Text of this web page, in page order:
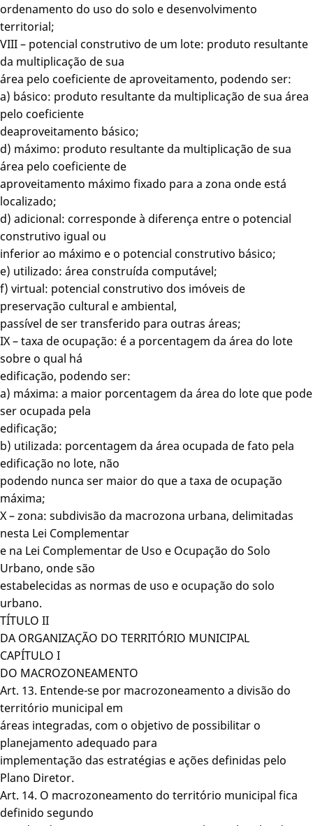
ordenamento do uso do solo e desenvolvimento
territorial;
VIII – potencial construtivo de um lote: produto resultante
da multiplicação de sua
área pelo coeficiente de aproveitamento, podendo ser:
a) básico: produto resultante da multiplicação de sua área
pelo coeficiente
deaproveitamento básico;
d) máximo: produto resultante da multiplicação de sua
área pelo coeficiente de
aproveitamento máximo fixado para a zona onde está
localizado;
d) adicional: corresponde à diferença entre o potencial
construtivo igual ou
inferior ao máximo e o potencial construtivo básico;
e) utilizado: área construída computável;
f) virtual: potencial construtivo dos imóveis de
preservação cultural e ambiental,
passível de ser transferido para outras áreas;
IX – taxa de ocupação: é a porcentagem da área do lote
sobre o qual há
edificação, podendo ser:
a) máxima: a maior porcentagem da área do lote que pode
ser ocupada pela
edificação;
b) utilizada: porcentagem da área ocupada de fato pela
edificação no lote, não
podendo nunca ser maior do que a taxa de ocupação
máxima;
X – zona: subdivisão da macrozona urbana, delimitadas
nesta Lei Complementar
e na Lei Complementar de Uso e Ocupação do Solo
Urbano, onde são
estabelecidas as normas de uso e ocupação do solo
urbano.
TÍTULO II
DA ORGANIZAÇÃO DO TERRITÓRIO MUNICIPAL
CAPÍTULO I
DO MACROZONEAMENTO
Art. 13. Entende-se por macrozoneamento a divisão do
território municipal em
áreas integradas, com o objetivo de possibilitar o
planejamento adequado para
implementação das estratégias e ações definidas pelo
Plano Diretor.
Art. 14. O macrozoneamento do território municipal fica
definido segundo